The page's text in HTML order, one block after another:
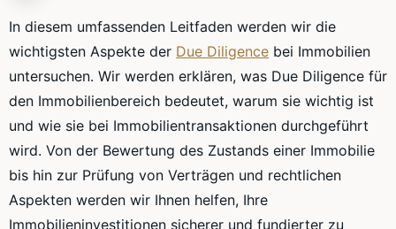
In diesem umfassenden Leitfaden werden wir die
wichtigsten Aspekte der Due Diligence bei Immobilien
untersuchen. Wir werden erklären, was Due Diligence für
den Immobilienbereich bedeutet, warum sie wichtig ist
und wie sie bei Immobilientransaktionen durchgeführt
wird. Von der Bewertung des Zustands einer Immobilie
bis hin zur Prüfung von Verträgen und rechtlichen
Aspekten werden wir Ihnen helfen, Ihre
Immobilieninvestitionen sicherer und fundierter zu